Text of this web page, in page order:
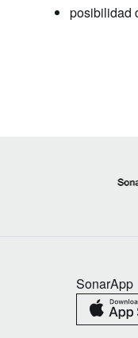
posibilidad
SonarApp